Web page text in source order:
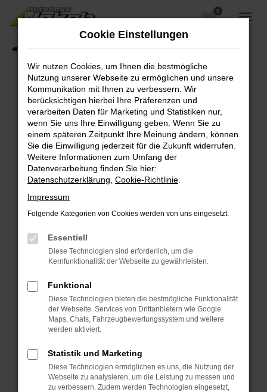
Zum
Hauptinhalt
0
Fehler: Network Error
Beim Laden ist ein Fehler aufgetreten.
Hier sind ein paar Tipps, die dir helfen können:
Überprüfe deine Firewall und deine
Internetverbindung.
Laden andere Webseiten, zum Beispiel deine
Suchmaschine?
Prüfe deine Browsererweiterungen.
Manche Erweiterungen, wie Werbeblocker,
können das Laden bestimmter Seiten
verhindern. Funktioniert die Seite in einem
Fenster?
Starte dein Gerät neu.
Das kann manchmal helfen, vorübergehende
Probleme zu beheben.
Betriebssystem auf dem neuesten Stand
sind.
Veraltete Software birgt nicht nur ein
Cookie Einstellungen
Wir nutzen Cookies, um Ihnen die bestmögliche
Nutzung unserer Webseite zu ermöglichen und unsere
Kommunikation mit Ihnen zu verbessern. Wir
berücksichtigen hierbei Ihre Präferenzen und
verarbeiten Daten für Marketing und Statistiken nur,
wenn Sie uns Ihre Einwilligung geben. Wenn Sie zu
einem späteren Zeitpunkt Ihre Meinung ändern, können
Sie die Einwilligung jederzeit für die Zukunft widerrufen.
Weitere Informationen zum Umfang der
Datenverarbeitung finden Sie hier:
Datenschutzerklärung Cookie-Richtlinie
Impressum
Folgende Kategorien von Cookies werden von uns eingesetzt:
Essentiell
Diese Technologien sind erforderlich, um die
Kernfunktionalität der Webseite zu gewährleisten.
Funktional
Diese Technologien bieten die bestmögliche Funktionalität
der Webseite. Services von Drittanbietern wie Google
Maps, Chats, Fahrzeugbewertungssystem und weitere
werden aktiviert.
Statistik und Marketing
Diese Technologien ermöglichen es uns, die Nutzung der
Webseite zu analysieren, um die Leistung zu messen und
zu verbessern. Zudem werden Technologien eingesetzt,